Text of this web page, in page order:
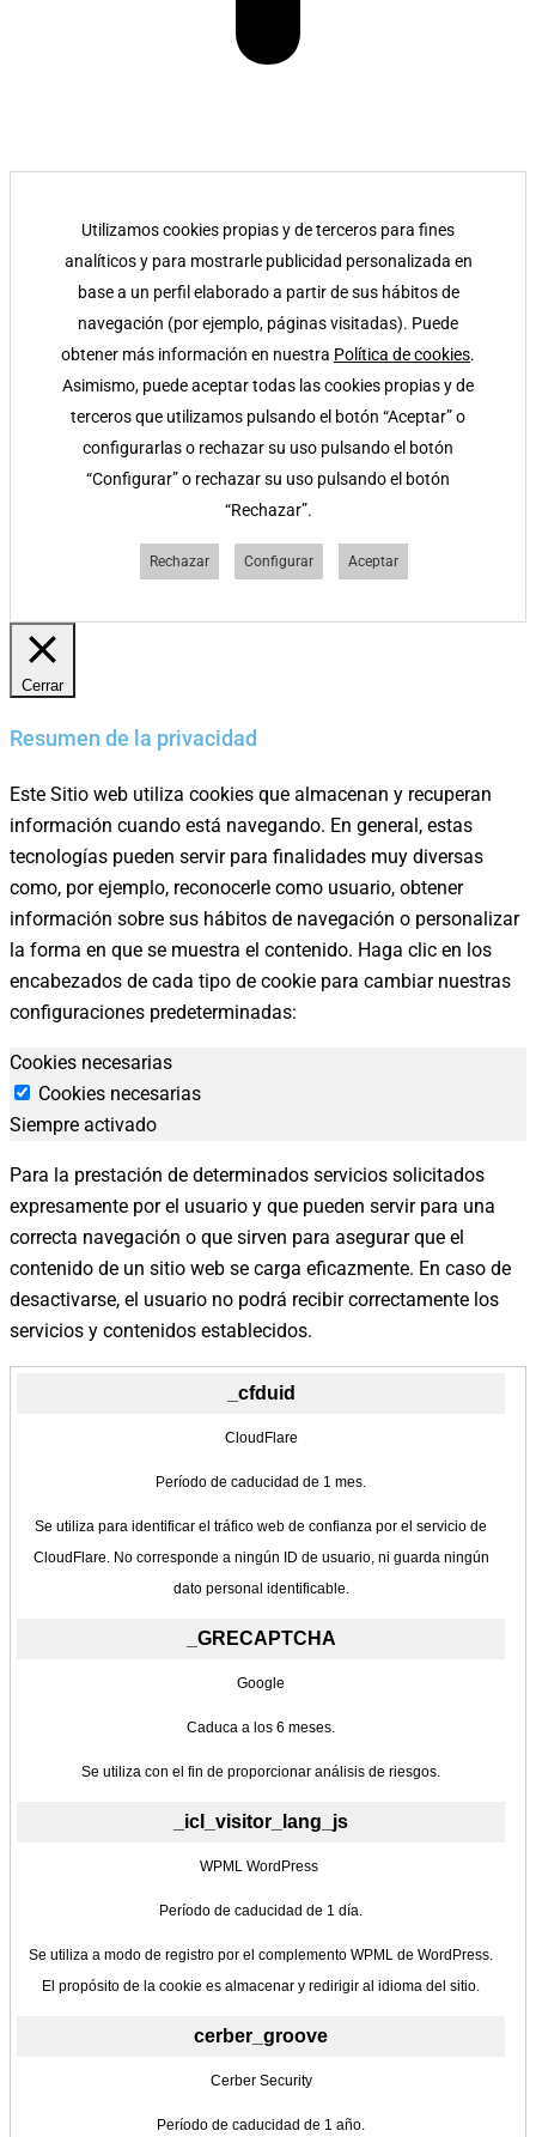
Utilizamos cookies propias y de terceros para fines
analíticos y para mostrarle publicidad personalizada en
base a un perfil elaborado a partir de sus hábitos de
navegación (por ejemplo, páginas visitadas). Puede
obtener más información en nuestra Política de cookies.
Asimismo, puede aceptar todas las cookies propias y de
terceros que utilizamos pulsando el botón “Aceptar” o
configurarlas o rechazar su uso pulsando el botón
“Configurar” o rechazar su uso pulsando el botón
“Rechazar”.
Rechazar Configurar Aceptar
Cerrar
Resumen de la privacidad
Este Sitio web utiliza cookies que almacenan y recuperan
información cuando está navegando. En general, estas
tecnologías pueden servir para finalidades muy diversas
como, por ejemplo, reconocerle como usuario, obtener
información sobre sus hábitos de navegación o personalizar
la forma en que se muestra el contenido. Haga clic en los
encabezados de cada tipo de cookie para cambiar nuestras
configuraciones predeterminadas:
Preferències
de
privadesa
les
cookies
Cookies necesarias
Cookies necesarias
Siempre activado
Para la prestación de determinados servicios solicitados
expresamente por el usuario y que pueden servir para una
correcta navegación o que sirven para asegurar que el
contenido de un sitio web se carga eficazmente. En caso de
desactivarse, el usuario no podrá recibir correctamente los
servicios y contenidos establecidos.
_cfduid
CloudFlare
Período de caducidad de 1 mes.
Se utiliza para identificar el tráfico web de confianza por el servicio de
CloudFlare. No corresponde a ningún ID de usuario, ni guarda ningún
dato personal identificable.
_GRECAPTCHA
Google
Caduca a los 6 meses.
Se utiliza con el fin de proporcionar análisis de riesgos.
_icl_visitor_lang_js
WPML WordPress
Período de caducidad de 1 día.
Se utiliza a modo de registro por el complemento WPML de WordPress.
El propósito de la cookie es almacenar y redirigir al idioma del sitio.
cerber_groove
Cerber Security
Período de caducidad de 1 año.